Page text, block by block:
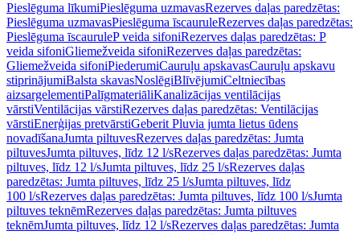
Pieslēguma līkumiPieslēguma uzmavasRezerves daļas paredzētas:
Pieslēguma uzmavasPieslēguma īscauruleRezerves daļas paredzētas:
Pieslēguma īscauruleP veida sifoniRezerves daļas paredzētas: P
veida sifoniGliemežveida sifoniRezerves daļas paredzētas:
Gliemežveida sifoniPiederumiCauruļu apskavasCauruļu apskavu
stiprinājumiBalsta skavasNoslēgiBlīvējumiCeltniecības
aizsargelementiPalīgmateriāliKanalizācijas ventilācijas
vārstiVentilācijas vārstiRezerves daļas paredzētas: Ventilācijas
vārstiEnerģijas pretvārstiGeberit Pluvia jumta lietus ūdens
novadīšanaJumta piltuvesRezerves daļas paredzētas: Jumta
piltuvesJumta piltuves, līdz 12 l/sRezerves daļas paredzētas: Jumta
piltuves, līdz 12 l/sJumta piltuves, līdz 25 l/sRezerves daļas
paredzētas: Jumta piltuves, līdz 25 l/sJumta piltuves, līdz
100 l/sRezerves daļas paredzētas: Jumta piltuves, līdz 100 l/sJumta
piltuves teknēmRezerves daļas paredzētas: Jumta piltuves
teknēmJumta piltuves, līdz 12 l/sRezerves daļas paredzētas: Jumta